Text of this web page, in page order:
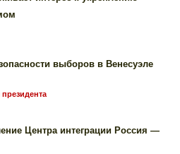
выборов в Венесуэле
Центра интеграции Россия —